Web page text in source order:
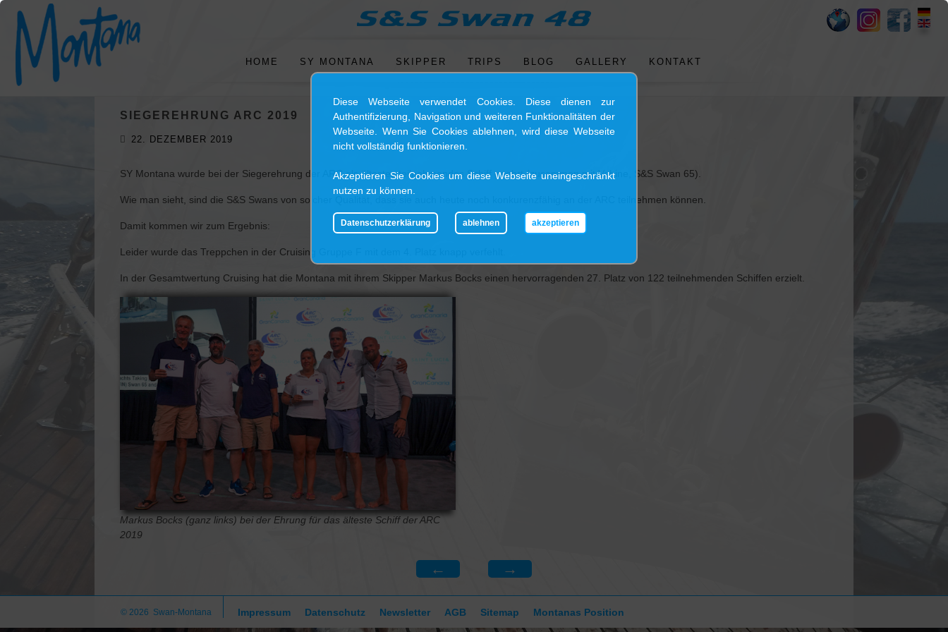
SY MONTANA
SKIPPER
TRIPS
BLOG
HOME SY MONTANA SKIPPER TRIPS BLOG GALLERY KONTAKT
SIEGEREHRUNG ARC 2019
22. DEZEMBER 2019
SY Montana wurde bei der Siegerehrung der ARC als ältestes teilnehmendes Schiff geehrt (zusammen mit Vahine, S&S Swan 65).
Wie man sieht, sind die S&S Swans von solcher Qualität, dass sie auch heute noch konkurenzfähig an der ARC teilnehmen können.
Damit kommen wir zum Ergebnis:
Leider wurde das Treppchen in der Cruising Gruppe F mit dem 4. Platz knapp verfehlt.
In der Gesamtwertung Cruising hat die Montana mit ihrem Skipper Markus Bocks einen hervorragenden 27. Platz von 122 teilnehmenden Schiffen erzielt.
Markus Bocks (ganz links) bei der Ehrung für das älteste Schiff der ARC
2019
← →
© 2026 Swan-Montana Impressum Datenschutz Newsletter AGB Sitemap Montanas Position
Diese Webseite verwendet Cookies. Diese dienen zur
Authentifizierung, Navigation und weiteren Funktionalitäten der
Webseite. Wenn Sie Cookies ablehnen, wird diese Webseite
nicht vollständig funktionieren.
Akzeptieren Sie Cookies um diese Webseite uneingeschränkt
nutzen zu können.
Datenschutzerklärung ablehnen akzeptieren